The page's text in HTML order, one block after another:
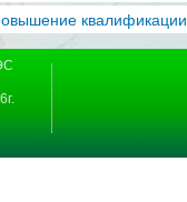
квалификации